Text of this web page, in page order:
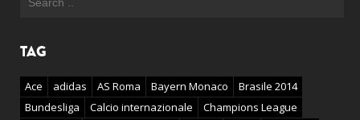
TAG
Ace adidas AS Roma Bayern Monaco
Brasile 2014
Bundesliga
Calcio internazionale
Champions League